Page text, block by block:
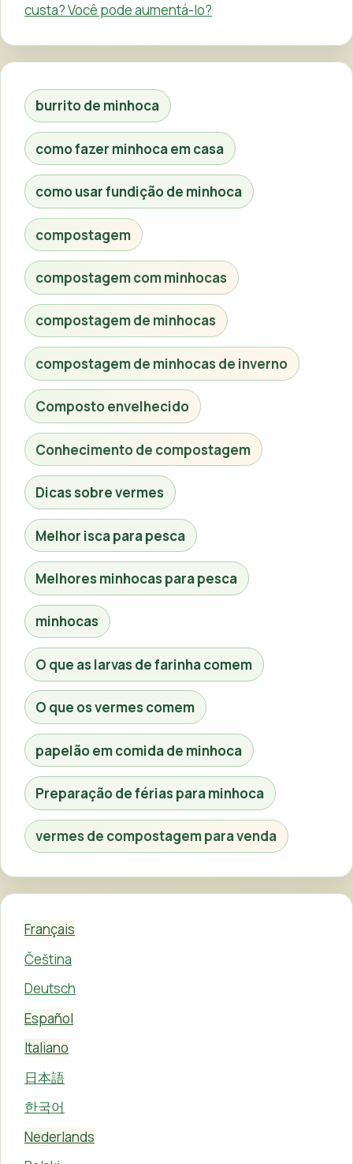
custa? Você pode aumentá-lo?
burrito de minhoca
como fazer minhoca em casa
como usar fundição de minhoca
compostagem
compostagem com minhocas
compostagem de minhocas
compostagem de minhocas de inverno
Composto envelhecido
Conhecimento de compostagem
Dicas sobre vermes
Melhor isca para pesca
Melhores minhocas para pesca
minhocas
O que as larvas de farinha comem
O que os vermes comem
papelão em comida de minhoca
Preparação de férias para minhoca
vermes de compostagem para venda
Français
Čeština
Deutsch
Español
Italiano
日本語
한국어
Nederlands